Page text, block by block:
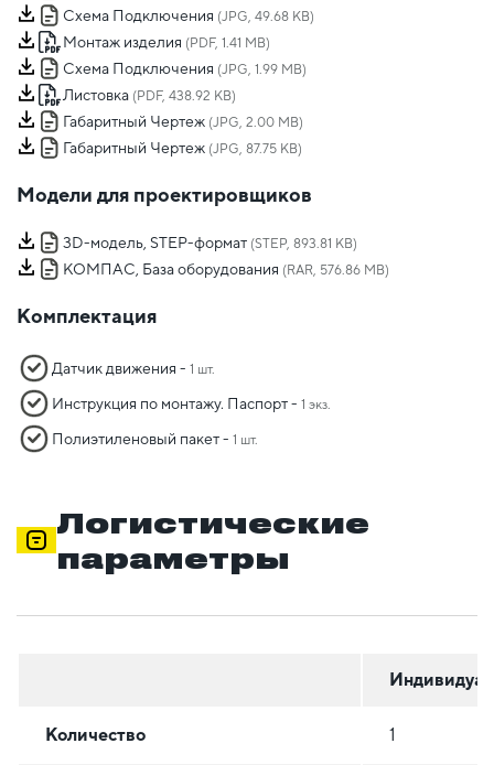
Схема Подключения (JPG, 49.68 KB)
Монтаж изделия (PDF, 1.41 MB)
Схема Подключения (JPG, 1.99 MB)
Листовка (PDF, 438.92 KB)
Габаритный Чертеж (JPG, 2.00 MB)
Габаритный Чертеж (JPG, 87.75 KB)
Модели для проектировщиков
3D-модель, STEP-формат (STEP, 893.81 KB)
КОМПАС, База оборудования (RAR, 576.86 MB)
Комплектация
Датчик движения - 1 шт.
Инструкция по монтажу. Паспорт - 1 экз.
Полиэтиленовый пакет - 1 шт.
Логистические
параметры
Количество 1